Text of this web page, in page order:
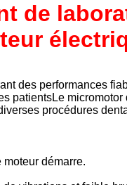
de
des performances
patientsLe
procédures
démarre.